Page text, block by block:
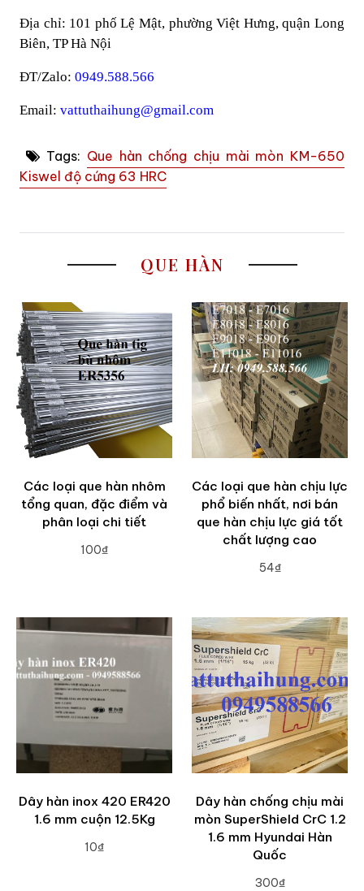
Địa chỉ: 101 phố Lệ Mật, phường Việt Hưng, quận Long
Biên, TP Hà Nội
ĐT/Zalo: 0949.588.566
Email: vattuthaihung@gmail.com
Tags: Que hàn chống chịu mài mòn KM-650
Kiswel độ cứng 63 HRC
QUE HÀN
Các loại que hàn nhôm
tổng quan, đặc điểm và
phân loại chi tiết
100₫
Các loại que hàn chịu lực
phổ biến nhất, nơi bán
que hàn chịu lực giá tốt
chất lượng cao
54₫
Dây hàn inox 420 ER420
1.6 mm cuộn 12.5Kg
10₫
Dây hàn chống chịu mài
mòn SuperShield CrC 1.2
1.6 mm Hyundai Hàn
Quốc
300₫